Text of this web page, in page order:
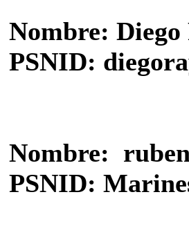
Nombre: Diego
PSNID:
Nombre:
PSNID: